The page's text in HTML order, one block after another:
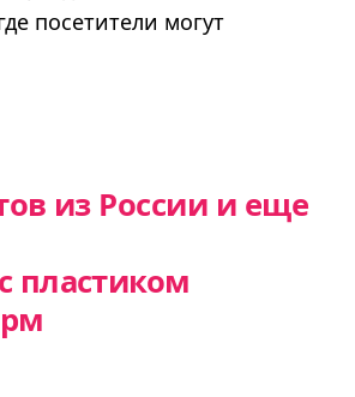
посетители могут
из России и еще
пластиком